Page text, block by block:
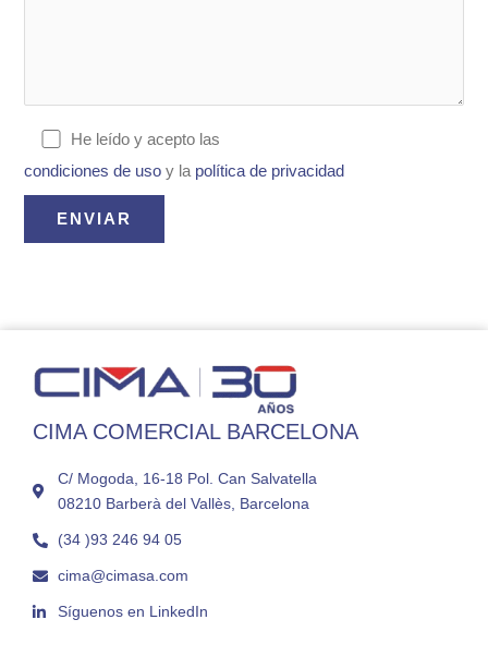
He leído y acepto las
condiciones de uso y la política de privacidad
CIMA COMERCIAL BARCELONA
C/ Mogoda, 16-18 Pol. Can Salvatella
08210 Barberà del Vallès, Barcelona
(34 )93 246 94 05
cima@cimasa.com
Síguenos en LinkedIn